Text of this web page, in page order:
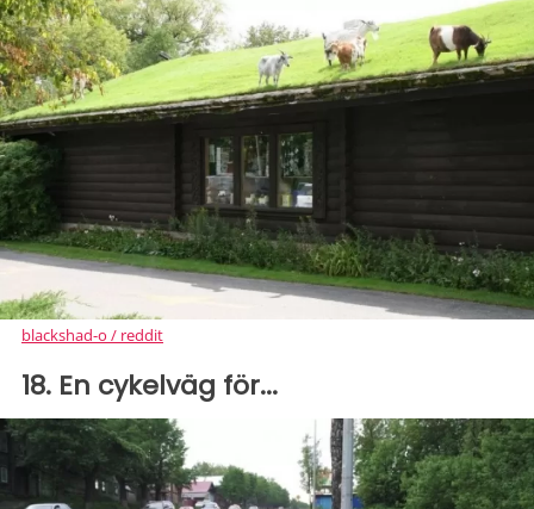
blackshad-o / reddit
18. En cykelväg för...